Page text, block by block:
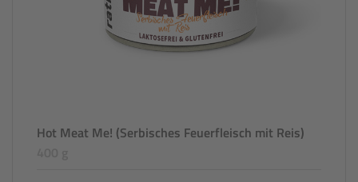
Hot Meat Me! (Serbisches Feuerfleisch mit Reis)